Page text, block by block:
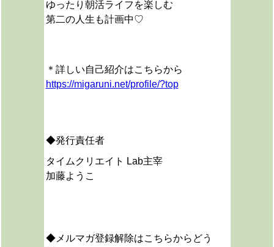
ゆったり朝活ライフを楽しむ
第二の人生も計画中♡
＊詳しい自己紹介はこちらから
https://migaruni.net/profile/?top
◆発行責任者
タイムクリエイト Lab主宰
加藤ようこ
◆メルマガ登録解除はこちらからどう